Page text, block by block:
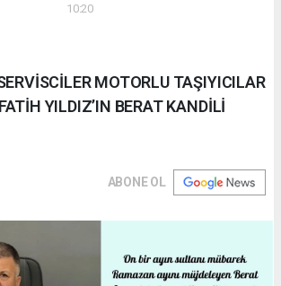
10:20
MOTORLU TAŞIYICILAR
YILDIZ’IN BERAT KANDİLİ
ABONE OL